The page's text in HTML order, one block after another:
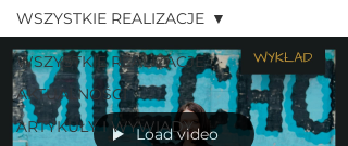
WSZYSTKIE REALIZACJE
AKTUALNOŚCI
ARTYKUŁY I WYWIADY
WSZYSTKIE REALIZACJE
Load video